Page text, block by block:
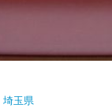
埼玉県